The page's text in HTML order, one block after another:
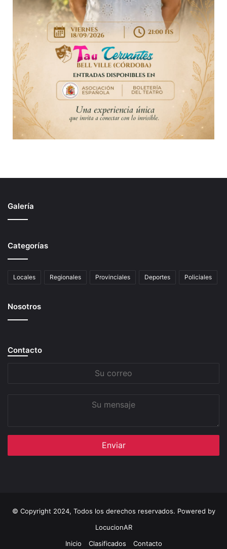
Galería
Categorías
Locales Regionales Provinciales Deportes Policiales
Nosotros
Contacto
© Copyright 2024, Todos los derechos reservados. Powered by
LocucionAR
Inicio
Clasificados Contacto